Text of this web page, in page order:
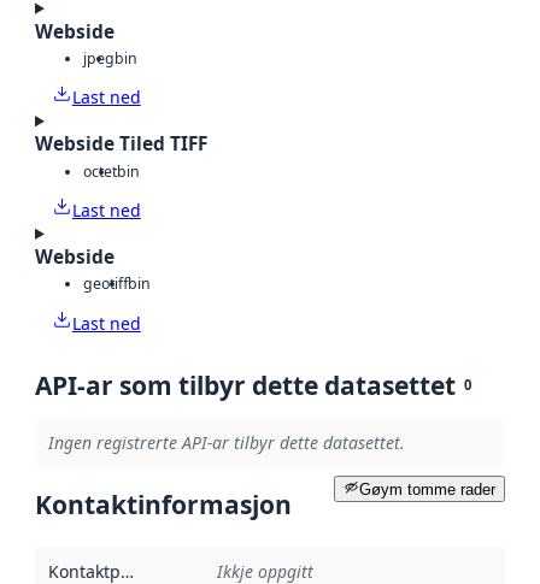
Webside
jpegbin
Last ned
Webside Tiled TIFF
octetbin
Last ned
Webside
geotiffbin
Last ned
API-ar som tilbyr dette datasettet 0
Ingen registrerte API-ar tilbyr dette datasettet.
Gøym tomme rader
Kontaktinformasjon
Kontaktpunkt Ikkje oppgitt